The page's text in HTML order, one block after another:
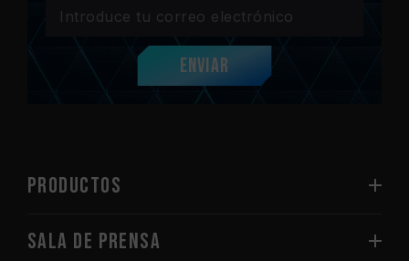
Enviar
PRODUCTOS
Sala de prensa